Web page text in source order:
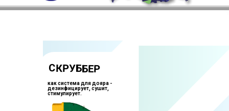
как система для дояра -
дезинфицирует, сушит,
стимулирует.
СКРУББЕР